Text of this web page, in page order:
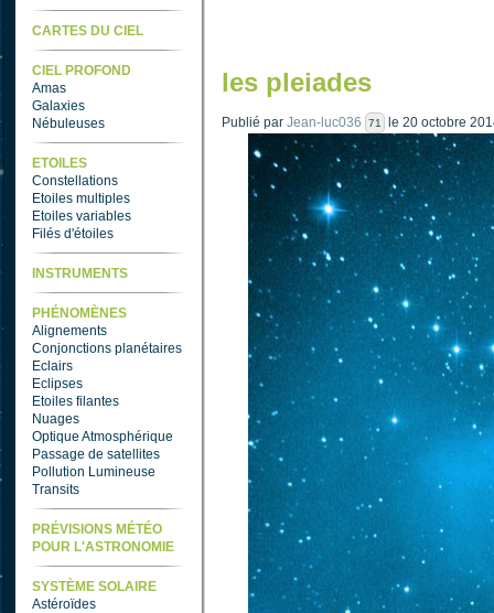
CARTES DU CIEL
CIEL PROFOND
Amas
Galaxies
Nébuleuses
ETOILES
Constellations
Etoiles multiples
Etoiles variables
Filés d'étoiles
INSTRUMENTS
PHÉNOMÈNES
Alignements
Conjonctions planétaires
Eclairs
Eclipses
Etoiles filantes
Nuages
Optique Atmosphérique
Passage de satellites
Pollution Lumineuse
Transits
PRÉVISIONS MÉTÉO
POUR L'ASTRONOMIE
SYSTÈME SOLAIRE
Astéroïdes
les pleiades
Publié par Jean-luc036 71 le 20 octobre